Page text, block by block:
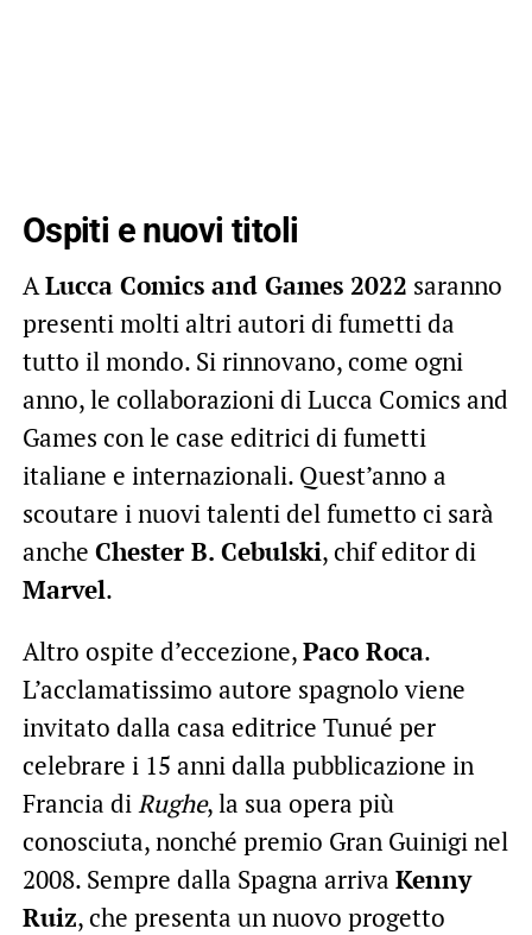
Ospiti e nuovi titoli
ALucca Comics and Games 2022 saranno
presenti molti altri autori di fumetti da
tutto il mondo. Si rinnovano, come ogni
anno, le collaborazioni di Lucca Comics and
Games con le case editrici di fumetti
italiane e internazionali. Quest’anno a
scoutare i nuovi talenti del fumetto ci sarà
anche Chester B. Cebulski, chif editor di
Marvel.
Altro ospite d’eccezione,Paco Roca.
L’acclamatissimo autore spagnolo viene
invitato dalla casa editrice Tunué per
celebrare i 15 anni dalla pubblicazione in
Francia diRughe, la sua opera più
conosciuta, nonché premio Gran Guinigi nel
2008. Sempre dalla Spagna arriva Kenny
Ruiz, che presenta un nuovo progetto